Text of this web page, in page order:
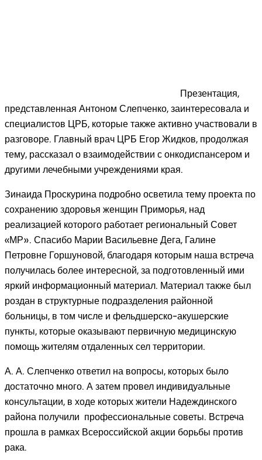
Презентация,
представленная Антоном Слепченко, заинтересовала и
специалистов ЦРБ, которые также активно участвовали в
разговоре. Главный врач ЦРБ Егор Жидков, продолжая
тему, рассказал о взаимодействии с онкодиспансером и
другими лечебными учреждениями края.
Зинаида Проскурина подробно осветила тему проекта по
сохранению здоровья женщин Приморья, над
реализацией которого работает региональный Совет
«МР». Спасибо Марии Васильевне Дега, Галине
Петровне Горшуновой, благодаря которым наша встреча
получилась более интересной, за подготовленный ими
яркий информационный материал. Материал также был
роздан в структурные подразделения районной
больницы, в том числе и фельдшерско-акушерские
пункты, которые оказывают первичную медицинскую
помощь жителям отдаленных сел территории.
А. А. Слепченко ответил на вопросы, которых было
достаточно много. А затем провел индивидуальные
консультации, в ходе которых жители Надеждинского
района получили профессиональные советы. Встреча
прошла в рамках Всероссийской акции борьбы против
рака.